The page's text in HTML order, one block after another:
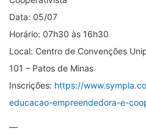
Data: 05/07
Horário: 07h30 às 16h30
Local: Centro de Convenções
101 – Patos de Minas
Inscrições: https://
educacao-empreendedora-e-
—